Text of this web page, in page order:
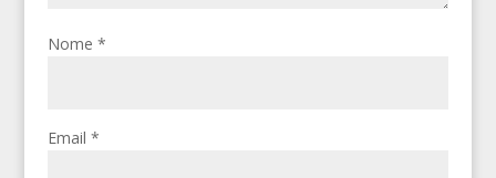
Nome *
Email *